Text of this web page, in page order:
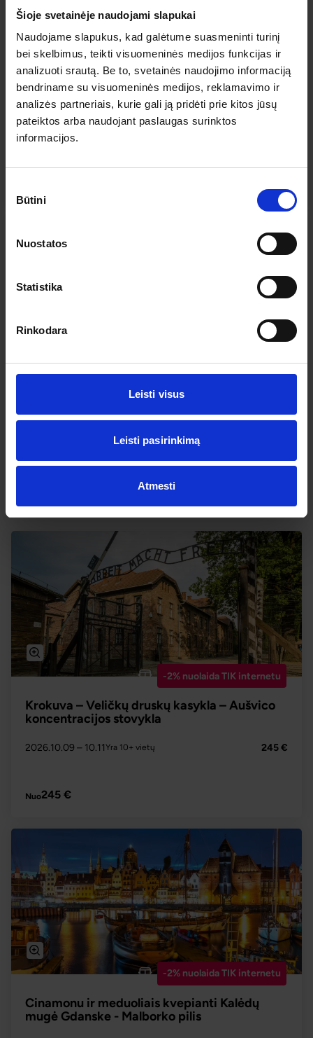
Šioje svetainėje naudojami slapukai
Naudojame slapukus, kad galėtume suasmeninti turinį
bei skelbimus, teikti visuomeninės medijos funkcijas ir
analizuoti srautą. Be to, svetainės naudojimo informaciją
bendriname su visuomeninės medijos, reklamavimo ir
analizės partneriais, kurie gali ją pridėti prie kitos jūsų
pateiktos arba naudojant paslaugas surinktos
informacijos.
pasirinkimas
Būtini
Nuostatos
Statistika
Rinkodara
Leisti visus
Leisti pasirinkimą
Atmesti
-2% nuolaida TIK internetu
Prūsijos istorijos pėdsakais: Stančikai,
Geldapė ir Lėcius (iš Kauno, Prienų, Alytaus)
2026.09.05
-2% nuolaida TIK internetu
alsuojanti Malborko pilis
-2% nuolaida TIK internetu
Krokuva – Veličkų druskų kasykla – Aušvico
koncentracijos stovykla
2026.10.09 – 10.11 Yra 10+ vietų 245 €
Nuo245 €
-2% nuolaida TIK internetu
Cinamonu ir meduoliais kvepianti Kalėdų
mugė Gdanske - Malborko pilis